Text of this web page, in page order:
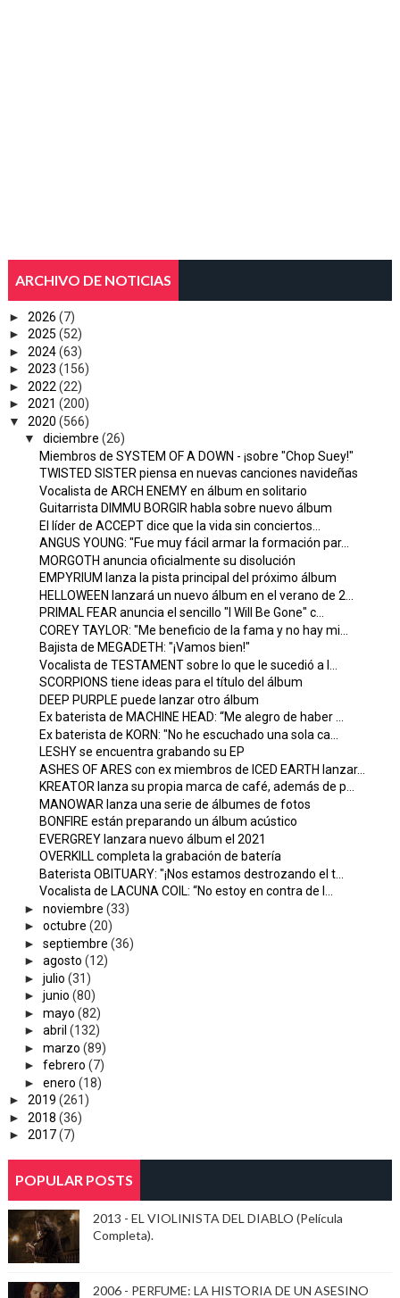
ARCHIVO DE NOTICIAS
► 2026 (7)
► 2025 (52)
► 2024(63)
► 2023 (156)
► 2022 (22)
► 2021 (200)
▼
2020 (566)
▼
diciembre (26)
Miembros de SYSTEM OF A DOWN - ¡sobre "Chop Suey!"
TWISTED SISTER piensa en nuevas canciones navideñas
Vocalista de ARCH ENEMY en álbum en solitario
Guitarrista DIMMU BORGIR habla sobre nuevo álbum
El líder de ACCEPT dice que la vida sin conciertos...
ANGUS YOUNG: "Fue muy fácil armar la formación par...
MORGOTH anuncia oficialmente su disolución
EMPYRIUM lanza la pista principal del próximo álbum
HELLOWEEN lanzará un nuevo álbum en el verano de 2...
PRIMAL FEAR anuncia el sencillo "I Will Be Gone" c...
COREY TAYLOR: "Me beneficio de la fama y no hay mi...
Bajista de MEGADETH: "¡Vamos bien!"
Vocalista de TESTAMENT sobre lo que le sucedió a l...
SCORPIONS tiene ideas para el título del álbum
DEEP PURPLE puede lanzar otro álbum
Ex baterista de MACHINE HEAD: “Me alegro de haber ...
Ex baterista de KORN: "No he escuchado una sola ca...
LESHY se encuentra grabando su EP
ASHES OF ARES con ex miembros de ICED EARTH lanzar...
KREATOR lanza su propia marca de café, además de p...
MANOWAR lanza una serie de álbumes de fotos
BONFIRE están preparando un álbum acústico
EVERGREY lanzara nuevo álbum el 2021
OVERKILL completa la grabación de batería
Baterista OBITUARY: "¡Nos estamos destrozando el t...
Vocalista de LACUNA COIL: “No estoy en contra de l...
► noviembre (33)
► octubre (20)
► septiembre (36)
► agosto (12)
► julio (31)
► junio (80)
► mayo (82)
► abril (132)
► marzo (89)
► febrero (7)
► enero (18)
► 2019 (261)
► 2018 (36)
► 2017(7)
POPULAR POSTS
2013 - EL VIOLINISTA DEL DIABLO (Película
Completa).
2006 - PERFUME: LA HISTORIA DE UN ASESINO